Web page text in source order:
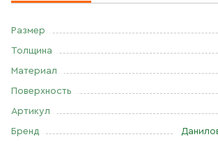
Размер
Толщина
Материал
Поверхность
Артикул
Бренд